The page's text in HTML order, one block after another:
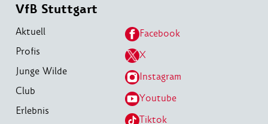
VfB Stuttgart
Aktuell
Profis
Junge Wilde
Club
Erlebnis
Facebook
X
Instagram
Youtube
Tiktok